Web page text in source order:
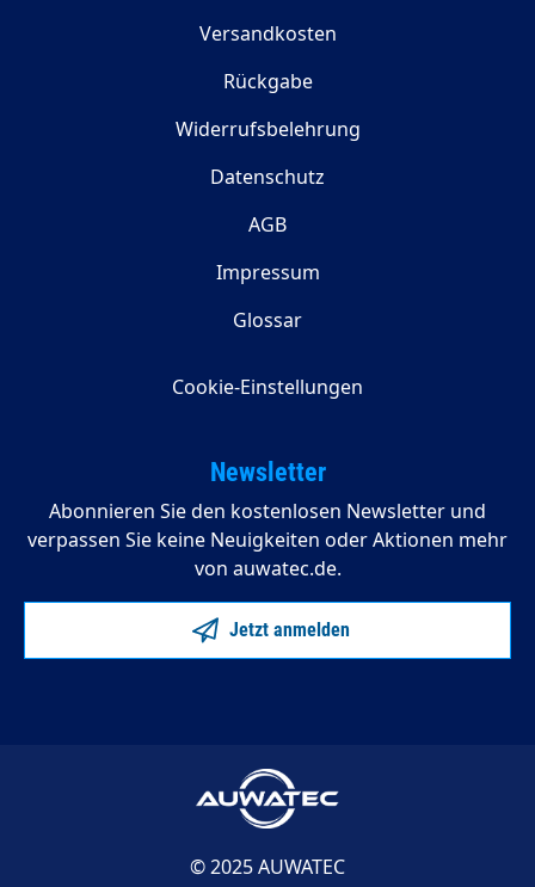
Versandkosten
Rückgabe
Widerrufsbelehrung
Datenschutz
AGB
Impressum
Glossar
Cookie-Einstellungen
Newsletter
Abonnieren Sie den kostenlosen Newsletter und
verpassen Sie keine Neuigkeiten oder Aktionen mehr
von auwatec.de.
Jetzt anmelden
© 2025 AUWATEC